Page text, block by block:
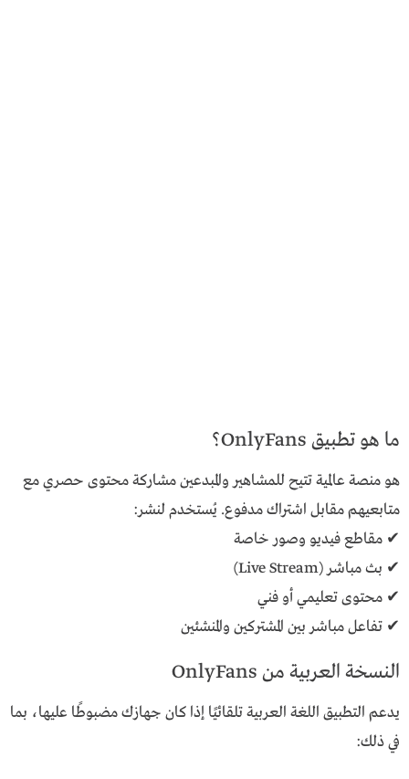
ما هو تطبيق OnlyFans؟
هو منصة عالمية تتيح للمشاهير والمبدعين مشاركة محتوى حصري مع
متابعيهم مقابل اشتراك مدفوع. يُستخدم لنشر:
✔ مقاطع فيديو وصور خاصة
✔ بث مباشر (Live Stream)
✔ محتوى تعليمي أو فني
✔ تفاعل مباشر بين المشتركين والمنشئين
النسخة العربية من OnlyFans
يدعم التطبيق اللغة العربية تلقائيًا إذا كان جهازك مضبوطًا عليها، بما
في ذلك: